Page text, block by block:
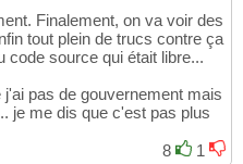
Finalement, on va voir des
tout plein de trucs contre ça
code source qui était libre...
pas de gouvernement mais
je me dis que c'est pas plus
8
1